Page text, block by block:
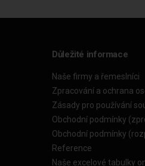
Důležité informace
Naše firmy a řemeslníci
Zpracování a ochrana
Zásady pro používání
Obchodní podmínky
Obchodní podmínky
Reference
Naše excelové tabulky